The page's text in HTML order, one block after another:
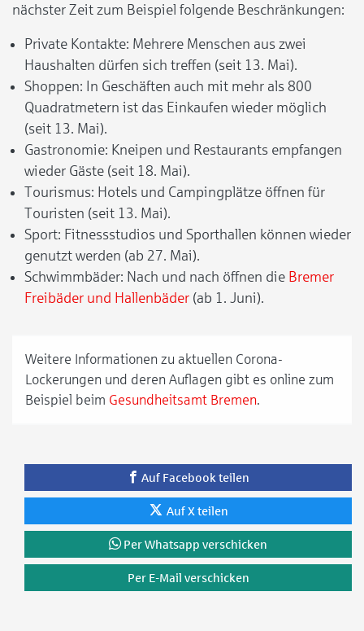
nächster Zeit zum Beispiel folgende Beschränkungen:
Private Kontakte: Mehrere Menschen aus zwei
Haushalten dürfen sich treffen (seit 13. Mai).
Shoppen: In Geschäften auch mit mehr als 800
Quadratmetern ist das Einkaufen wieder möglich
(seit 13. Mai).
Gastronomie: Kneipen und Restaurants empfangen
wieder Gäste (seit 18. Mai).
Tourismus: Hotels und Campingplätze öffnen für
Touristen (seit 13. Mai).
Sport: Fitnessstudios und Sporthallen können wieder
genutzt werden (ab 27. Mai).
Schwimmbäder: Nach und nach öffnen die Bremer
Freibäder und Hallenbäder (ab 1. Juni).
Weitere Informationen zu aktuellen Corona-
Lockerungen und deren Auflagen gibt es online zum
Beispiel beim Gesundheitsamt Bremen.
Auf Facebook teilen
Auf X teilen
Per Whatsapp verschicken
Per E-Mail verschicken